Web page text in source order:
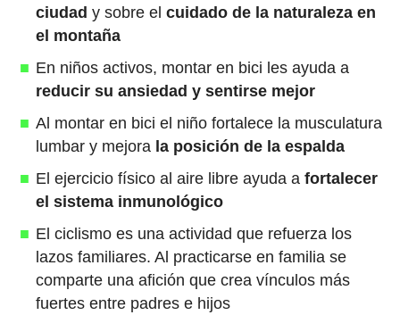
ciudad y sobre el cuidado de la naturaleza en
el montaña
En niños activos, montar en bici les ayuda a
reducir su ansiedad y sentirse mejor
Al montar en bici el niño fortalece la musculatura
lumbar y mejorala posición de la espalda
El ejercicio físico al aire libre ayuda a fortalecer
el sistema inmunológico
El ciclismo es una actividad que refuerza los
lazos familiares. Al practicarse en familia se
comparte una afición que crea vínculos más
fuertes entre padres e hijos